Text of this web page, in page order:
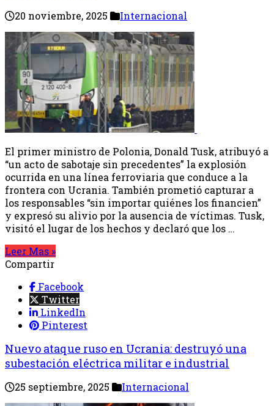
20 noviembre, 2025 Internacional
El primer ministro de Polonia, Donald Tusk, atribuyó a
“un acto de sabotaje sin precedentes” la explosión
ocurrida en una línea ferroviaria que conduce a la
frontera con Ucrania. También prometió capturar a
los responsables “sin importar quiénes los financien”
y expresó su alivio por la ausencia de víctimas. Tusk,
visitó el lugar de los hechos y declaró que los …
Leer Mas »
Compartir
Facebook
Twitter
LinkedIn
Pinterest
Nuevo ataque ruso en Ucrania: destruyó una
subestación eléctrica militar e industrial
25 septiembre, 2025 Internacional